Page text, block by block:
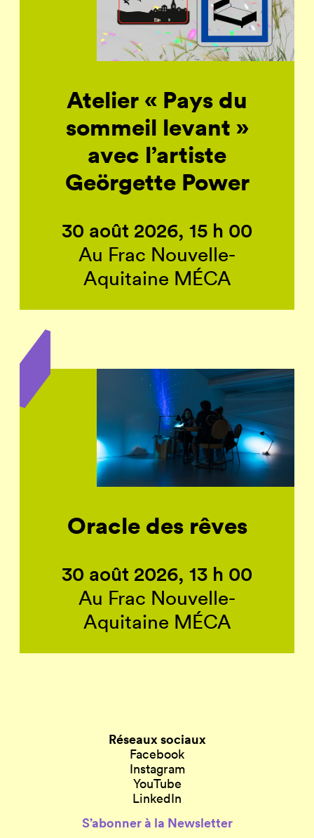
Atelier « Pays du
sommeil levant »
avec l’artiste
Geörgette Power
30 août 2026, 15 h 00
Au Frac Nouvelle-
Aquitaine MÉCA
Oracle des rêves
30 août 2026, 13 h 00
Au Frac Nouvelle-
Aquitaine MÉCA
Réseaux sociaux
Facebook
Instagram
YouTube
LinkedIn
S’abonner à la Newsletter